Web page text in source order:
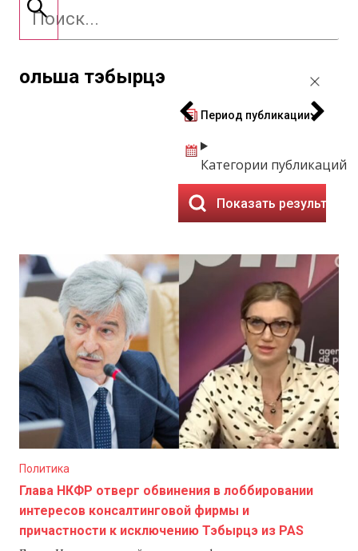
ольша тэбырцэ
Период публикации
Категории публикаций
Показать результаты
Политика
Глава НКФР отверг обвинения в лоббировании
интересов консалтинговой фирмы и
причастности к исключению Тэбырцэ из PAS